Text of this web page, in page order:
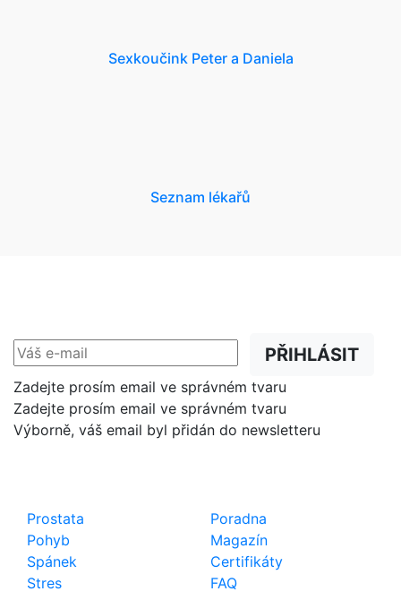
Sexkoučink Peter a Daniela
Seznam lékařů
PŘIHLÁSIT
Zadejte prosím email ve správném tvaru
Zadejte prosím email ve správném tvaru
Výborně, váš email byl přidán do newsletteru
Prostata
Pohyb
Spánek
Stres
Poradna
Magazín
Certifikáty
FAQ